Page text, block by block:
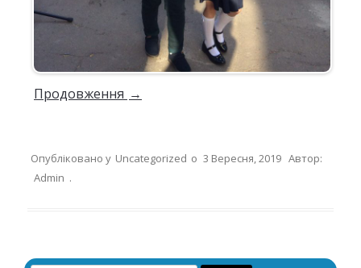
Продовження →
Опубліковано у Uncategorized о 3 Вересня, 2019 Автор:
Admin .